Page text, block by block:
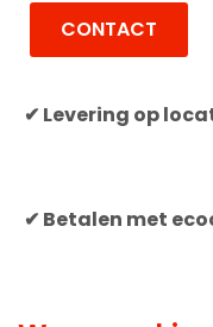
CONTACT
✔ Levering op
✔ Betalen met